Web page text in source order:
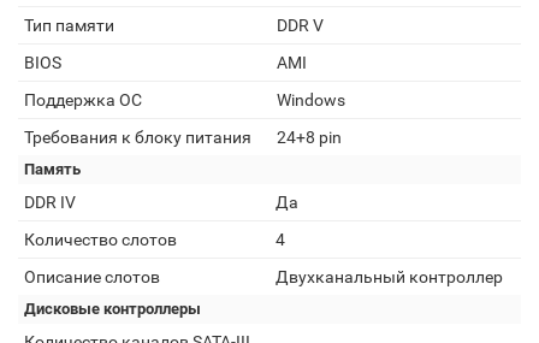
Тип памяти
DDR V
BIOS
AMI
Поддержка ОС
Windows
Требования к блоку питания
24+8 pin
Память
DDR IV
Да
Количество слотов
4
Описание слотов
Двухканальный контроллер
Дисковые контроллеры